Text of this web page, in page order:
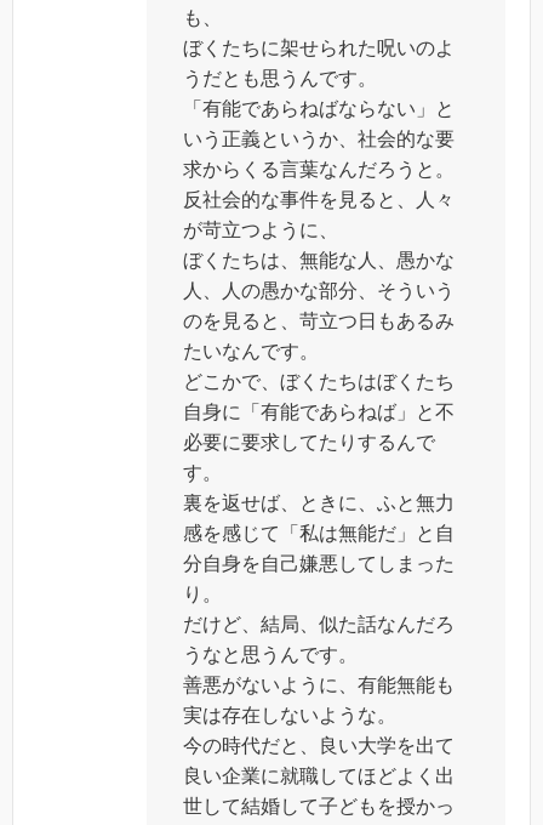
も、
ぼくたちに架せられた呪いのよ
うだとも思うんです。
「有能であらねばならない」と
いう正義というか、社会的な要
求からくる言葉なんだろうと。
反社会的な事件を見ると、人々
が苛立つように、
ぼくたちは、無能な人、愚かな
人、人の愚かな部分、そういう
のを見ると、苛立つ日もあるみ
たいなんです。
どこかで、ぼくたちはぼくたち
自身に「有能であらねば」と不
必要に要求してたりするんで
す。
裏を返せば、ときに、ふと無力
感を感じて「私は無能だ」と自
分自身を自己嫌悪してしまった
り。
だけど、結局、似た話なんだろ
うなと思うんです。
善悪がないように、有能無能も
実は存在しないような。
今の時代だと、良い大学を出て
良い企業に就職してほどよく出
世して結婚して子どもを授かっ